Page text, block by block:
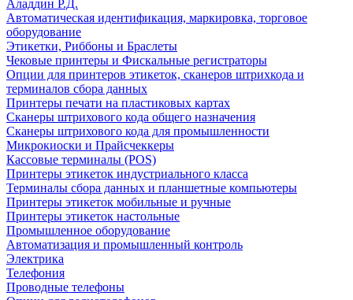
Аладдин Р.Д.
Автоматическая идентификация, маркировка, торговое
оборудование
Этикетки, Риббоны и Браслеты
Чековые принтеры и Фискальные регистраторы
Опции для принтеров этикеток, сканеров штрихкода и
терминалов сбора данных
Принтеры печати на пластиковых картах
Сканеры штрихового кода общего назначения
Сканеры штрихового кода для промышленности
Микрокиоски и Прайсчеккеры
Кассовые терминалы (POS)
Принтеры этикеток индустриального класса
Терминалы сбора данных и планшетные компьютеры
Принтеры этикеток мобильные и ручные
Принтеры этикеток настольные
Промышленное оборудование
Автоматизация и промышленный контроль
Электрика
Телефония
Проводные телефоны